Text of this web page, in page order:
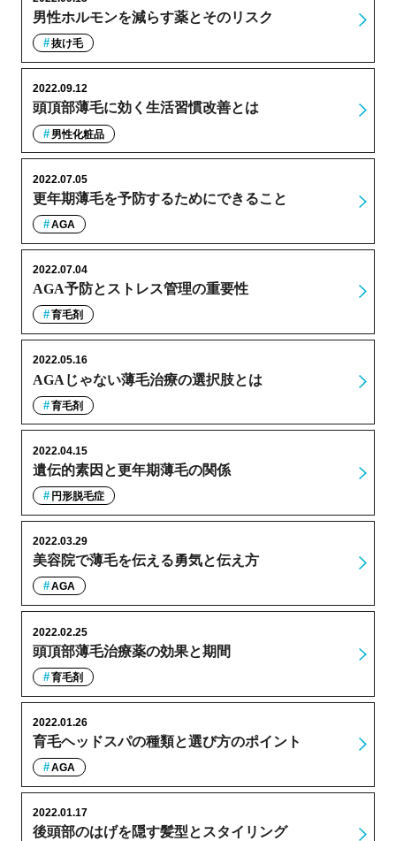
男性ホルモンを減らす薬とそのリスク
抜け毛
頭頂部薄毛に効く生活習慣改善とは
2022.09.12
男性化粧品
更年期薄毛を予防するためにできること
2022.07.05
AGA
AGA予防とストレス管理の重要性
2022.07.04
育毛剤
AGAじゃない薄毛治療の選択肢とは
2022.05.16
育毛剤
遺伝的素因と更年期薄毛の関係
2022.04.15
円形脱毛症
美容院で薄毛を伝える勇気と伝え方
2022.03.29
AGA
頭頂部薄毛治療薬の効果と期間
2022.02.25
育毛剤
育毛ヘッドスパの種類と選び方のポイント
2022.01.26
AGA
後頭部のはげを隠す髪型とスタイリング
2022.01.17